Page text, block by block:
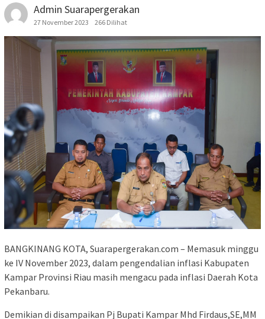
Admin Suarapergerakan
27 November 2023 266 Dilihat
BANGKINANG KOTA, Suarapergerakan.com – Memasuk minggu
ke IV November 2023, dalam pengendalian inflasi Kabupaten
Kampar Provinsi Riau masih mengacu pada inflasi Daerah Kota
Pekanbaru.
Demikian di disampaikan Pj Bupati Kampar Mhd Firdaus,SE,MM